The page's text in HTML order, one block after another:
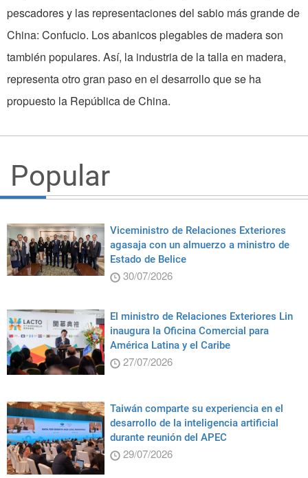
pescadores y las representaciones del sabio más grande de
China: Confucio. Los abanicos plegables de madera son
también populares. Así, la industria de la talla en madera,
representa otro gran paso en el desarrollo que se ha
propuesto la República de China.
Popular
Viceministro de Relaciones Exteriores
agasaja con un almuerzo a ministro de
Estado de Belice
30/07/2026
El ministro de Relaciones Exteriores Lin
inaugura la Oficina Comercial para
América Latina y el Caribe
27/07/2026
Taiwán comparte su experiencia en el
desarrollo de la inteligencia artificial
durante reunión del APEC
29/07/2026